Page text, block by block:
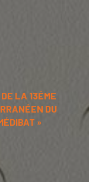
LA 13ÉME
DU
»